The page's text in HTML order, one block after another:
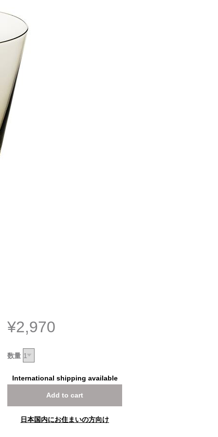
¥2,970
数量
International shipping available
Add to cart
日本国内にお住まいの方向け